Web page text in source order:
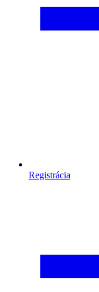
Registrácia